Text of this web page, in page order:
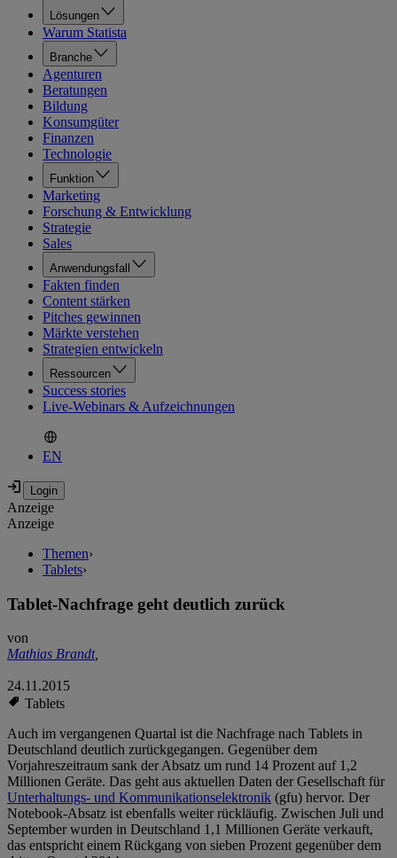
Lösungen
Warum Statista
Branche
Agenturen
Beratungen
Bildung
Konsumgüter
Finanzen
Technologie
Funktion
Marketing
Forschung & Entwicklung
Strategie
Sales
Anwendungsfall
Fakten finden
Content stärken
Pitches gewinnen
Märkte verstehen
Strategien entwickeln
Ressourcen
Success stories
Live-Webinars & Aufzeichnungen
EN
Anzeige
Anzeige
Themen›
Tablets›
Tablet-Nachfrage geht deutlich zurück
von
Mathias Brandt,
24.11.2015
Tablets
Auch im vergangenen Quartal ist die Nachfrage nach Tablets in
Deutschland deutlich zurückgegangen. Gegenüber dem
Vorjahreszeitraum sank der Absatz um rund 14 Prozent auf 1,2
Millionen Geräte. Das geht aus aktuellen Daten der Gesellschaft für
Unterhaltungs- und Kommunikationselektronik (gfu) hervor. Der
Notebook-Absatz ist ebenfalls weiter rückläufig. Zwischen Juli und
September wurden in Deutschland 1,1 Millionen Geräte verkauft,
das entspricht einem Rückgang von sieben Prozent gegenüber dem